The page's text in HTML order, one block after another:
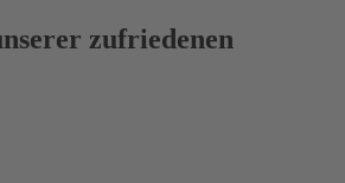
zufriedenen